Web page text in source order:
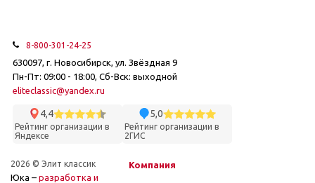
8-800-301-24-25
630097, г. Новосибирск, ул. Звёздная 9
Пн-Пт: 09:00 - 18:00, Сб-Вск: выходной
eliteclassic@yandex.ru
4,4
Рейтинг организации в
Яндексе
5,0
Рейтинг организации в
2ГИС
2026 © Элит классик
Юка – разработка и
Компания